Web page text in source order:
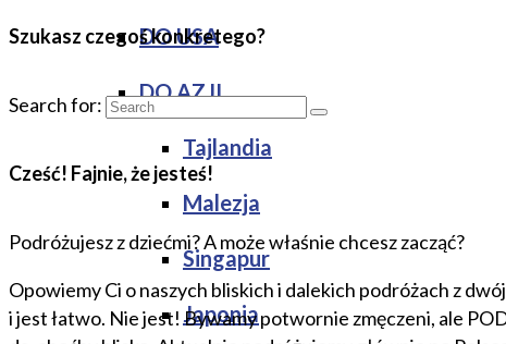
DO USA
DO AZJI
Tajlandia
Malezja
Singapur
Japonia
Szukasz czegoś konkretego?
Search for:
Cześć! Fajnie, że jesteś!
Podróżujesz z dziećmi? A może właśnie chcesz zacząć?
Opowiemy Ci o naszych bliskich i dalekich podróżach z
i jest łatwo. Nie jest! Bywamy potwornie zmęczeni, ale